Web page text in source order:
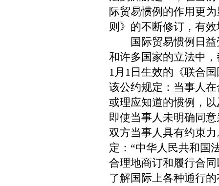
际贸易惯例的作用更
则》的不断修订，有
国际贸易惯例日益
和许多国家的立法中
1月1日生效的《联合
该公约规定：当事人
或理应知道的惯例，
即使当事人未明确同
双方当事人具有约束
定：“中华人民共和国
合理地商订和履行合
了解国际上各种通行